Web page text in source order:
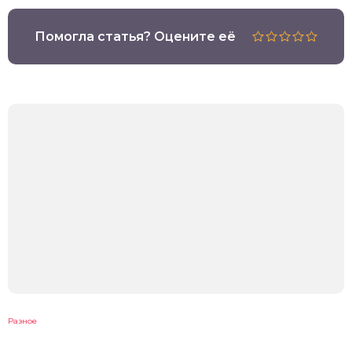
Помогла статья? Оцените её
Разное